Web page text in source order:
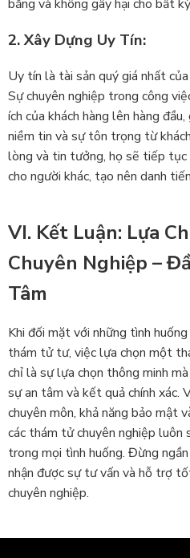
bằng và không gây hại cho bất
2. Xây Dựng Uy Tín:
Uy tín là tài sản quý giá nhất
Sự chuyên nghiệp trong công
ích của khách hàng lên hàng
niềm tin và sự tôn trọng từ
lòng và tin tưởng, họ sẽ tiếp tục
cho người khác, tạo nên danh
VI. Kết Luận: Lựa
Chuyên Nghiệp –
Tâm
Khi đối mặt với những tình
thám tử tư, việc lựa chọn một
chỉ là sự lựa chọn thông minh
sự an tâm và kết quả chính xác.
chuyên môn, khả năng bảo mật
các thám tử chuyên nghiệp luôn
trong mọi tình huống. Đừng
nhận được sự tư vấn và hỗ trợ
chuyên nghiệp.